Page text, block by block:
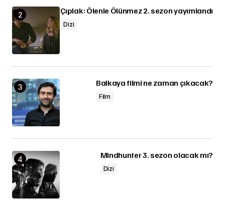
Çıplak: Ölenle Ölünmez 2. sezon yayımlandı
Dizi
Balkaya filmi ne zaman çıkacak?
Film
Mindhunter 3. sezon olacak mı?
Dizi